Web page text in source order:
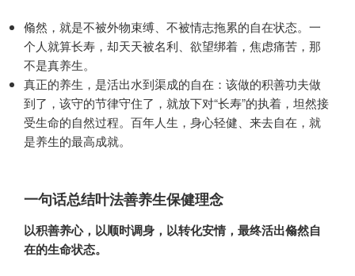
翛然，就是不被外物束缚、不被情志拖累的自在状态。一
个人就算长寿，却天天被名利、欲望绑着，焦虑痛苦，那
不是真养生。
真正的养生，是活出水到渠成的自在：该做的积善功夫做
到了，该守的节律守住了，就放下对“长寿”的执着，坦然接
受生命的自然过程。百年人生，身心轻健、来去自在，就
是养生的最高成就。
一句话总结叶法善养生保健理念
以积善养心，以顺时调身，以转化安情，最终活出翛然自
在的生命状态。​